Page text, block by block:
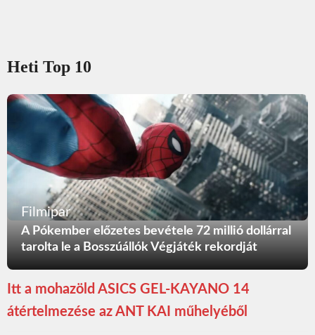
Heti Top 10
Filmipar
A Pókember előzetes bevétele 72 millió dollárral
tarolta le a Bosszúállók Végjáték rekordját
Itt a mohazöld ASICS GEL-KAYANO 14
átértelmezése az ANT KAI műhelyéből